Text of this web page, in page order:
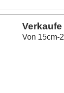
Von 15cm-